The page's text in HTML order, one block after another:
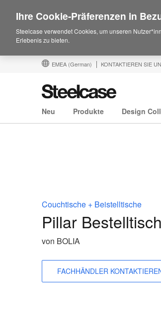
EMEA (German) KONTAKTIEREN SIE
Neu Produkte Design
Couchtische + Beistelltische
Pillar Bestelltisch
von BOLIA
FACHHÄNDLER
Ihre Cookie-Präferenzen in
Steelcase verwendet Cookies, um unseren
Erlebenis zu bieten.